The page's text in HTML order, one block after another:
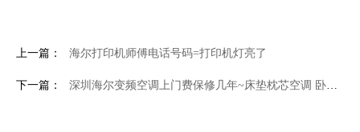
上一篇： 海尔打印机师傅电话号码=打印机灯亮了
下一篇： 深圳海尔变频空调上门费保修几年~床垫枕芯空调 卧室里7个地方最脏